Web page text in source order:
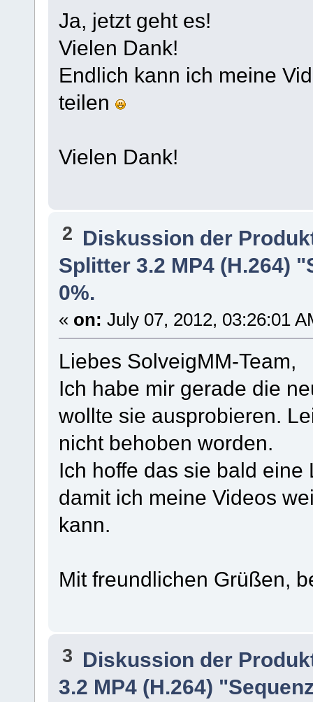
Ja, jetzt geht es!
Vielen Dank!
Endlich kann ich meine
teilen
Vielen Dank!
2 Diskussion der
Splitter 3.2 MP4 (H.264)
0%.
« on: July 07, 2012, 03:26:01
Liebes SolveigMM-Team,
Ich habe mir gerade die
wollte sie ausprobieren.
nicht behoben worden.
Ich hoffe das sie bald
damit ich meine Videos
kann.
Mit freundlichen Grüßen,
3 Diskussion der
3.2 MP4 (H.264)